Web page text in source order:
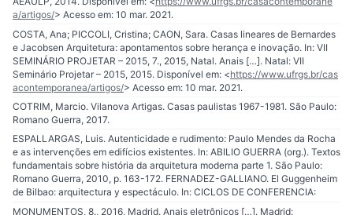
a/artigos/> Acesso em: 10 mar. 2021.
COSTA, Ana; PICCOLI, Cristina; CAON, Sara. Casas lineares de Bernardes
e Jacobsen Arquitetura: apontamentos sobre herança e inovação. In: VII
SEMINÁRIO PROJETAR – 2015, 7., 2015, Natal. Anais […]. Natal: VII
Seminário Projetar – 2015, 2015. Disponível em: <https://www.ufrgs.br/cas
acontemporanea/artigos/> Acesso em: 10 mar. 2021.
COTRIM, Marcio. Vilanova Artigas. Casas paulistas 1967-1981. São Paulo:
Romano Guerra, 2017.
ESPALLARGAS, Luis. Autenticidade e rudimento: Paulo Mendes da Rocha
e as intervenções em edifícios existentes. In: ABILIO GUERRA (org.). Textos
fundamentais sobre história da arquitetura moderna parte 1. São Paulo:
Romano Guerra, 2010, p. 163-172. FERNADEZ-GALLIANO. El Guggenheim
de Bilbao: arquitectura y espectáculo. In: CICLOS DE CONFERENCIA:
MONUMENTOS, 8., 2016, Madrid. Anais eletrônicos […]. Madrid: